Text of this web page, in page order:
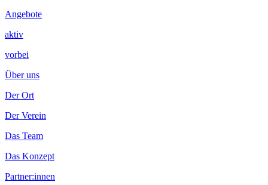
Angebote
aktiv
vorbei
Über uns
Der Ort
Der Verein
Das Team
Das Konzept
Partner:innen